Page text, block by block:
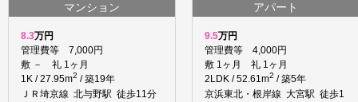
マンション
8.3万円
管理費等 7,000円
敷 － 礼 1ヶ月
1K / 27.95m2 / 築19年
ＪＲ埼京線 北与野駅 徒歩11分
アパート
9.5万円
管理費等 4,000円
敷 1ヶ月 礼 1ヶ月
2LDK / 52.61m2 / 築5年
京浜東北・根岸線 大宮駅 徒歩1